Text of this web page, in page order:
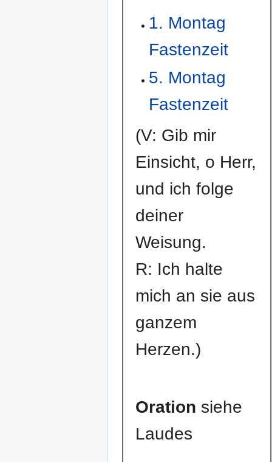
1. Montag
Fastenzeit
5. Montag
Fastenzeit
(V: Gib mir
Einsicht, o Herr,
und ich folge
deiner
Weisung.
R: Ich halte
mich an sie aus
ganzem
Herzen.)
Oration siehe
Laudes